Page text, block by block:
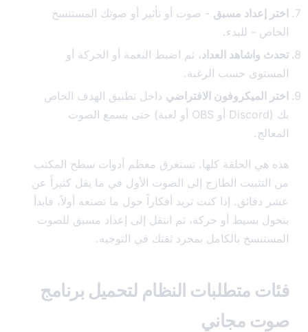
إعداد مسبق - صوت أو تأثير أو صوتك المستنسخ
- للبدء.
واشاهد العداد، ثم اضبط النغمة أو الحركة أو
حسب الرغبة.
الميكروفون الافتراضيداخل تطبيق الهدف الخاص
بك (Discord أو OBS أو لعبة) حتى يسمع الصوت
الحلقة كلها. تستغرق معظم أدوات سطح المكتب
الطازج إلى الصوت الأول في ما يقل كثيراً عن
إذا كنت تريد أفكاراً حول ما تصنعه أولاً، فابدأ
بسيط أو حركة، ثم انتقل إلى إعداد مسبق للصوت
بالكامل بمجرد ثقتك في التوجيه.
متطلبات النظام لتحميل برنامج
مجاني